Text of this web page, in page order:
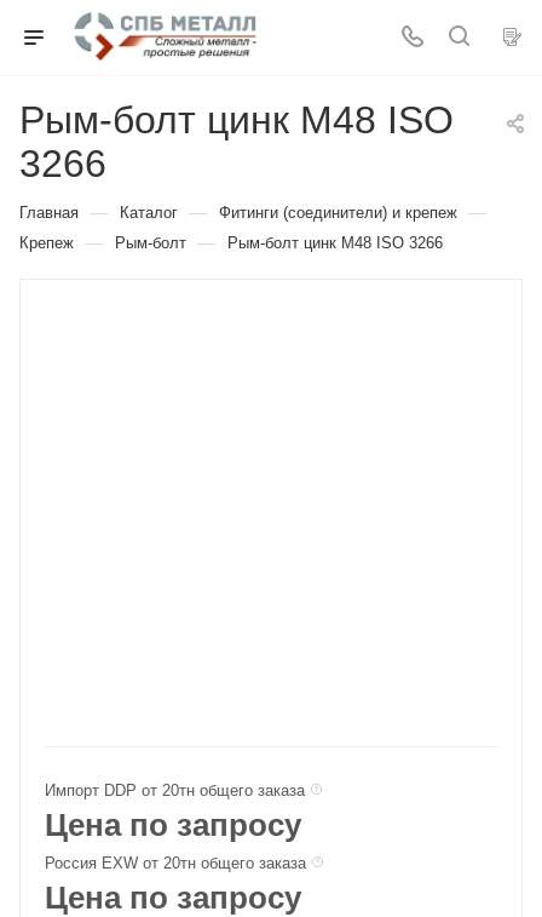
Рым-болт цинк M48 ISO
3266
Главная — Каталог — Фитинги (соединители) и крепеж —
Крепеж — Рым-болт — Рым-болт цинк M48 ISO 3266
Импорт DDP от 20тн общего заказа
Цена по запросу
Россия EXW от 20тн общего заказа
Цена по запросу